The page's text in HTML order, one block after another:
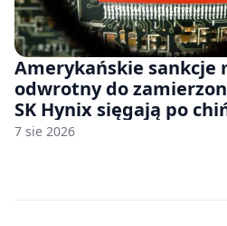
Amerykańskie sankcje
odwrotny do
SK Hynix sięgają po
fabryk chipów
7 sie 2026